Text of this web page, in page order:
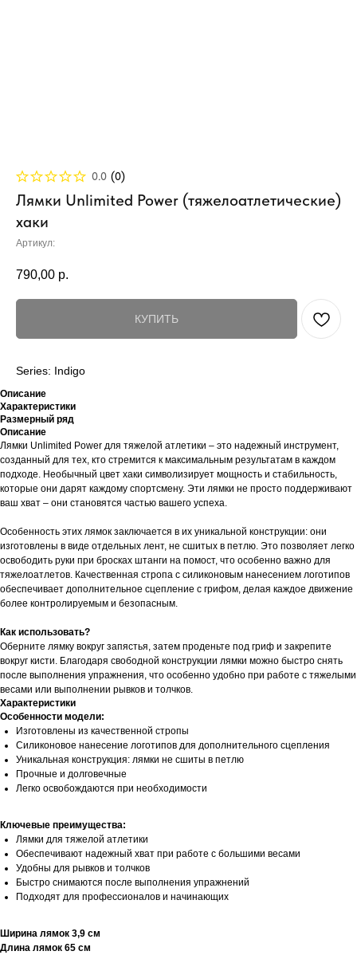
0.0 (0)
Лямки Unlimited Power (тяжелоатлетические)
хаки
Артикул:
790,00 р.
КУПИТЬ
Series: Indigo
Описание
Характеристики
Размерный ряд
Описание
Лямки Unlimited Power для тяжелой атлетики – это надежный инструмент,
созданный для тех, кто стремится к максимальным результатам в каждом
подходе. Необычный цвет хаки символизирует мощность и стабильность,
которые они дарят каждому спортсмену. Эти лямки не просто поддерживают
ваш хват – они становятся частью вашего успеха.
Особенность этих лямок заключается в их уникальной конструкции: они
изготовлены в виде отдельных лент, не сшитых в петлю. Это позволяет легко
освободить руки при бросках штанги на помост, что особенно важно для
тяжелоатлетов. Качественная стропа с силиконовым нанесением логотипов
обеспечивает дополнительное сцепление с грифом, делая каждое движение
более контролируемым и безопасным.
Как использовать?
Оберните лямку вокруг запястья, затем проденьте под гриф и закрепите
вокруг кисти. Благодаря свободной конструкции лямки можно быстро снять
после выполнения упражнения, что особенно удобно при работе с тяжелыми
весами или выполнении рывков и толчков.
Характеристики
Особенности модели:
Изготовлены из качественной стропы
Силиконовое нанесение логотипов для дополнительного сцепления
Уникальная конструкция: лямки не сшиты в петлю
Прочные и долговечные
Легко освобождаются при необходимости
Ключевые преимущества:
Лямки для тяжелой атлетики
Обеспечивают надежный хват при работе с большими весами
Удобны для рывков и толчков
Быстро снимаются после выполнения упражнений
Подходят для профессионалов и начинающих
Ширина лямок 3,9 см
Длина лямок 65 см